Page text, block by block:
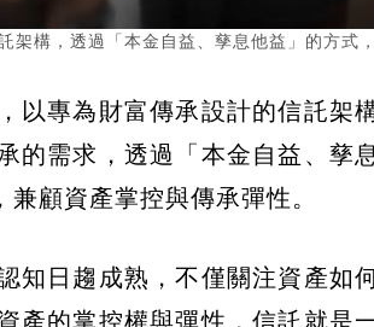
構，透過「本金自益、孳息他益」的方式，
以專為財富傳承設計的信託架
需求，透過「本金自益、孳
顧資產掌控與傳承彈性。
知日趨成熟，不僅關注資產如
產的掌控權與彈性，信託就是